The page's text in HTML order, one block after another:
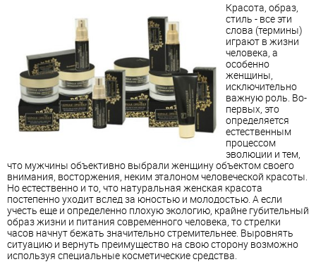
Красота, образ,
стиль - все эти
слова (термины)
играют в жизни
человека, а
особенно
женщины,
исключительно
важную роль. Во-
первых, это
определяется
естественным
процессом
эволюции и тем,
что мужчины объективно выбрали женщину объектом своего
внимания, восторжения, неким эталоном человеческой красоты.
Но естественно и то, что натуральная женская красота
постепенно уходит вслед за юностью и молодостью. А если
учесть еще и определенно плохую экологию, крайне губительный
образ жизни и питания современного человека, то стрелки
часов начнут бежать значительно стремительнее. Выровнять
ситуацию и вернуть преимущество на свою сторону возможно
используя специальные косметические средства.